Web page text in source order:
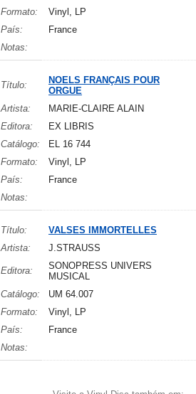
Formato:
Vinyl, LP
País:
France
Notas:
Título:
NOELS FRANÇAIS POUR
ORGUE
Artista: MARIE-CLAIRE ALAIN
Editora:
EX LIBRIS
Catálogo:
EL 16 744
Formato:
Vinyl, LP
País:
France
Notas:
Título: VALSES IMMORTELLES
Artista:
J.STRAUSS
Editora:
SONOPRESS UNIVERS
MUSICAL
Catálogo: UM 64.007
Formato:
Vinyl, LP
País:
France
Notas: